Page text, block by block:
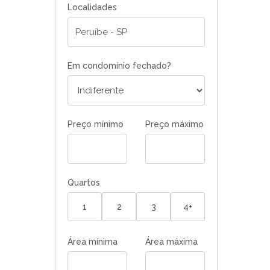
Localidades
Em condomínio fechado?
Preço mínimo Preço máximo
Quartos
1 2 3 4+
Área mínima Área máxima